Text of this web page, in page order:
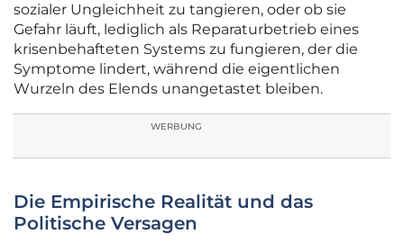
sozialer Ungleichheit zu tangieren, oder ob sie
Gefahr läuft, lediglich als Reparaturbetrieb eines
krisenbehafteten Systems zu fungieren, der die
Symptome lindert, während die eigentlichen
Wurzeln des Elends unangetastet bleiben.
WERBUNG
Die Empirische Realität und das
Politische Versagen